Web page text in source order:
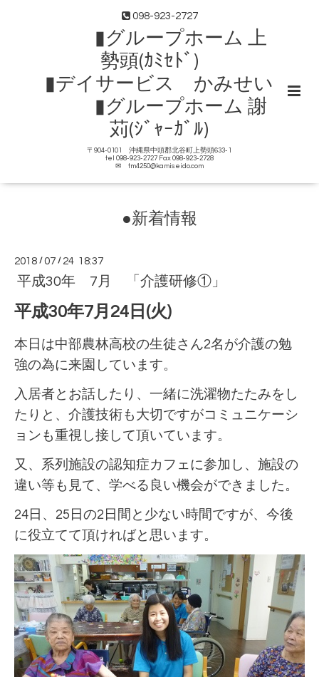
098-923-2727
▮グループホーム 上
勢頭(ｶﾐｾﾄﾞ)
▮デイサービス かみせい
▮グループホーム 謝
苅(ｼﾞｬｰｶﾞﾙ)
〒904-0101 沖縄県中頭郡北谷町上勢頭633-1
tel 098-923-2727 Fax 098-923-2728
✉ tm4250@kamiseido.com
●新着情報
2018 /07 / 24 18:37
平成30年 7月 「介護研修①」
平成30年7月24日(火)
本日は中部農林高校の生徒さん2名が介護の勉
強の為に来園しています。
入居者とお話したり、一緒に洗濯物たたみをし
たりと、介護技術も大切ですがコミュニケーシ
ョンも重視し接して頂いています。
又、系列施設の認知症カフェに参加し、施設の
違い等も見て、学べる良い機会ができました。
24日、25日の2日間と少ない時間ですが、今後
に役立てて頂ければと思います。